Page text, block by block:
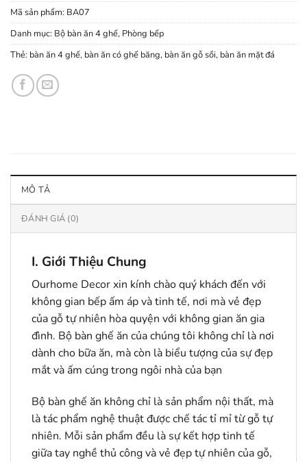
Mã sản phẩm: BA07
Danh mục: Bộ bàn ăn 4 ghế, Phòng bếp
Thẻ: bàn ăn 4 ghế, bàn ăn có ghế băng, bàn ăn gỗ sồi, bàn ăn mặt đá
MÔ TẢ
ĐÁNH GIÁ (0)
I. Giới Thiệu Chung
Ourhome Decor xin kính chào quý khách đến với
không gian bếp ấm áp và tinh tế, nơi mà vẻ đẹp
của gỗ tự nhiên hòa quyện với không gian ăn gia
đình. Bộ bàn ghế ăn của chúng tôi không chỉ là nơi
dành cho bữa ăn, mà còn là biểu tượng của sự đẹp
mắt và ấm cúng trong ngôi nhà của bạn
Bộ bàn ghế ăn không chỉ là sản phẩm nội thất, mà
là tác phẩm nghệ thuật được chế tác tỉ mỉ từ gỗ tự
nhiên. Mỗi sản phẩm đều là sự kết hợp tinh tế
giữa tay nghề thủ công và vẻ đẹp tự nhiên của gỗ,